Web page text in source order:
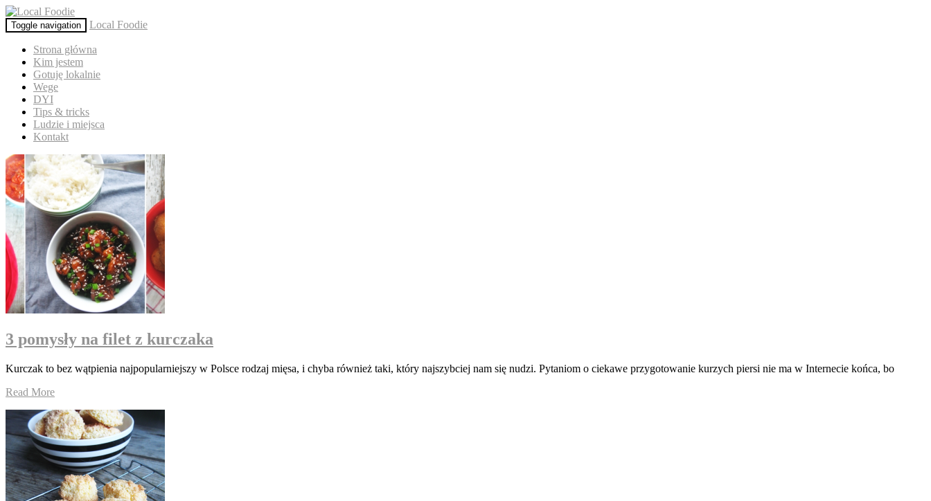
Toggle navigation Local Foodie
Strona główna
Kim jestem
Gotuję lokalnie
Wege
DYI
Tips & tricks
Ludzie i miejsca
Kontakt
3 pomysły na filet z kurczaka
Kurczak to bez wątpienia najpopularniejszy w Polsce rodzaj mięsa, i chyba również taki, który najszybciej nam się nudzi. Pytaniom o ciekawe przygotowanie kurzych piersi nie ma w Internecie końca, bo
Read More